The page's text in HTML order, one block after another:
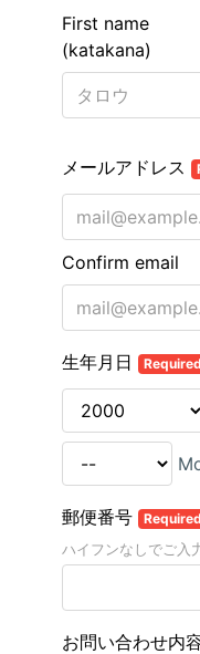
First name
(katakana)
メールアドレス
Confirm email
生年月日 Required
郵便番号 Required
ハイフンなしでご入
お問い合わせ内